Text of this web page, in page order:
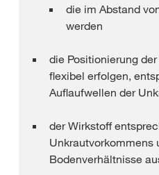
die im Abstand
werden
die Positionierung
flexibel erfolgen,
Auflaufwellen der
der Wirkstoff
Unkrautvorkommens
Bodenverhältnisse